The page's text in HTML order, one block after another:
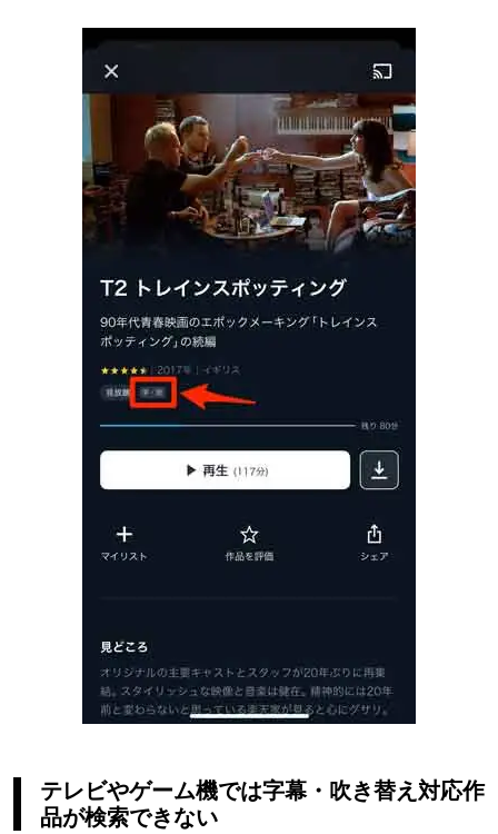
テレビやゲーム機では字幕・吹き替え対応作
品が検索できない